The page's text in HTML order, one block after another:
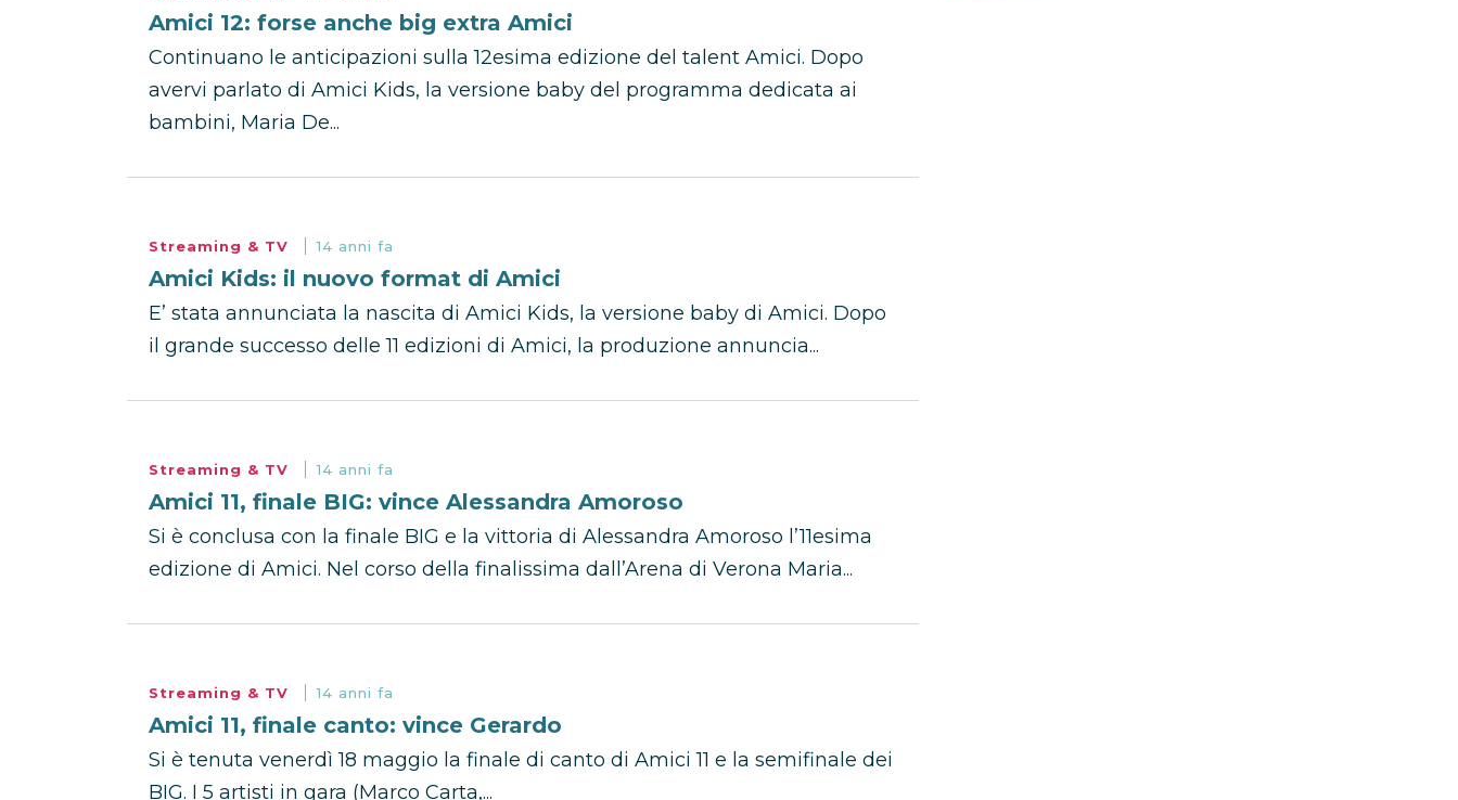
Amici 12: forse anche big extra Amici
Continuano le anticipazioni sulla 12esima edizione del talent Amici. Dopo
avervi parlato di Amici Kids, la versione baby del programma dedicata ai
bambini, Maria De...
Streaming & TV 14 anni fa
Amici Kids: il nuovo format di Amici
E’ stata annunciata la nascita di Amici Kids, la versione baby di Amici. Dopo
il grande successo delle 11 edizioni di Amici, la produzione annuncia...
Streaming & TV 14 anni fa
Amici 11, finale BIG: vince Alessandra Amoroso
Si è conclusa con la finale BIG e la vittoria di Alessandra Amoroso l’11esima
edizione di Amici. Nel corso della finalissima dall’Arena di Verona Maria...
Streaming & TV 14 anni fa
Amici 11, finale canto: vince Gerardo
Si è tenuta venerdì 18 maggio la finale di canto di Amici 11 e la semifinale dei
BIG. I 5 artisti in gara (Marco Carta,...